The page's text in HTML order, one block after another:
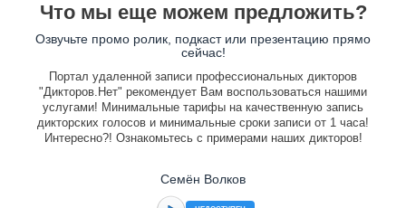
Что мы еще можем предложить?
Озвучьте промо ролик, подкаст или презентацию прямо
сейчас!
Портал удаленной записи профессиональных дикторов
"Дикторов.Нет" рекомендует Вам воспользоваться нашими
услугами! Минимальные тарифы на качественную запись
дикторских голосов и минимальные сроки записи от 1 часа!
Интересно?! Ознакомьтесь с примерами наших дикторов!
Семён Волков